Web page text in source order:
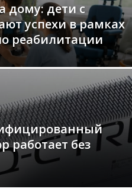
дому: дети с
успехи в рамках
реабилитации
работает без